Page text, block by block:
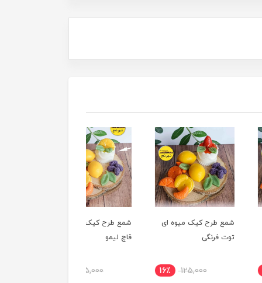
کیک میوه ای
16٪
شمع طرح کیک میوه ای
16٪